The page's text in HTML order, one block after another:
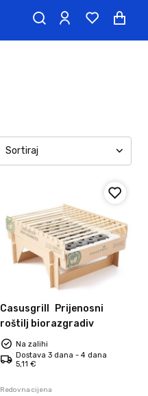
Sortiraj
Casusgrill
Prijenosni
roštilj biorazgradiv
Na zalihi
Dostava 3 dana - 4 dana
5,11 €
Redovna cijena